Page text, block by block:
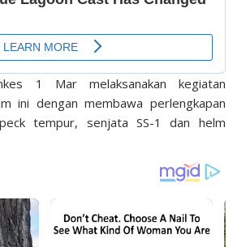
1 Mar melaksanakan kegiatan
ini dengan membawa perlengkapan
tempur, senjata SS-1 dan helm